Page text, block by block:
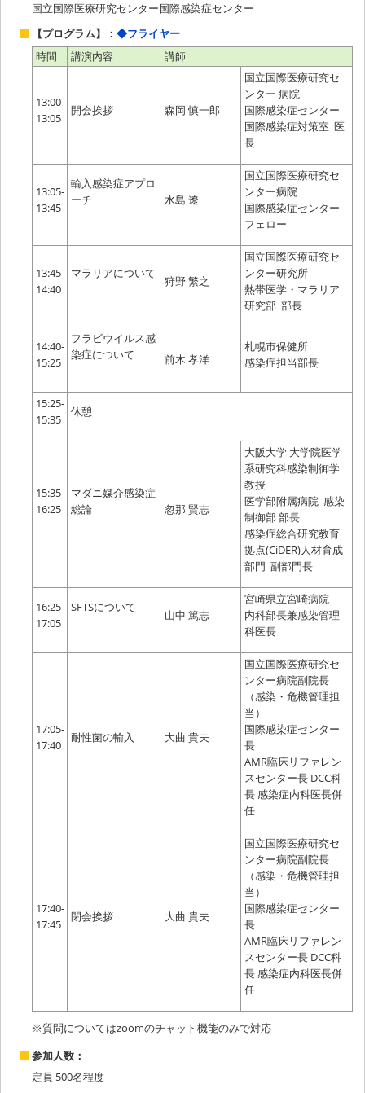
国立国際医療研究センター国際感染症センター
【プログラム】：◆フライヤー
時間
講演内容 講師
13:00-
13:05
開会挨拶 森岡 慎一郎
国立国際医療研究セ
ンター 病院
国際感染症センター
国際感染症対策室 医
長
13:05-
13:45
輸入感染症アプロ
ーチ
水島 遼
国立国際医療研究セ
ンター病院
国際感染症センター
フェロー
13:45-
14:40
マラリアについて
狩野 繁之
国立国際医療研究セ
ンター研究所
熱帯医学・マラリア
研究部 部長
14:40-
15:25
フラビウイルス感
染症について
前木 孝洋
札幌市保健所
感染症担当部長
15:25-
15:35
休憩
15:35-
16:25
マダニ媒介感染症
総論
忽那 賢志
大阪大学 大学院医学
系研究科感染制御学
教授
医学部附属病院 感染
制御部 部長
感染症総合研究教育
拠点(CiDER)人材育成
部門 副部門長
16:25-
17:05
SFTSについて
山中 篤志
宮崎県立宮崎病院
内科部長兼感染管理
科医長
17:05-
17:40
耐性菌の輸入 大曲 貴夫
国立国際医療研究セ
ンター病院副院長
（感染・危機管理担
当）
国際感染症センター
長
AMR臨床リファレン
スセンター長 DCC科
長 感染症内科医長併
任
17:40-
17:45
閉会挨拶 大曲 貴夫
国立国際医療研究セ
ンター病院副院長
（感染・危機管理担
当）
国際感染症センター
長
AMR臨床リファレン
スセンター長 DCC科
長 感染症内科医長併
任
※質問についてはzoomのチャット機能のみで対応
参加人数：
定員 500名程度